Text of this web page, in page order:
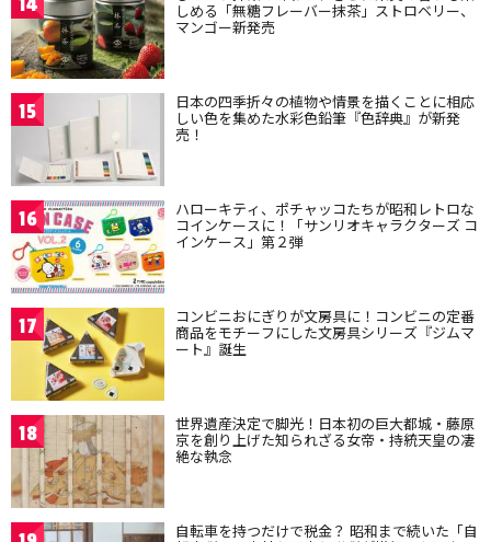
しめる「無糖フレーバー抹茶」ストロベリー、
マンゴー新発売
15 日本の四季折々の植物や情景を描くことに相応
しい色を集めた水彩色鉛筆『色辞典』が新発
売！
16 ハローキティ、ポチャッコたちが昭和レトロな
コインケースに！「サンリオキャラクターズ コ
インケース」第２弾
17 コンビニおにぎりが文房具に！コンビニの定番
商品をモチーフにした文房具シリーズ『ジムマ
ート』誕生
18 世界遺産決定で脚光！日本初の巨大都城・藤原
京を創り上げた知られざる女帝・持統天皇の凄
絶な執念
自転車を持つだけで税金？ 昭和まで続いた「自